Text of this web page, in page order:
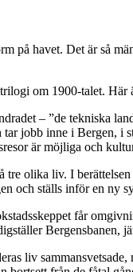
på havet. Det är så
om 1900-talet. Här
– ”de tekniska
jobb inne i Bergen,
är möjliga och
olika liv. I
och ställs inför en ny
får
Bergensbanen,
liv